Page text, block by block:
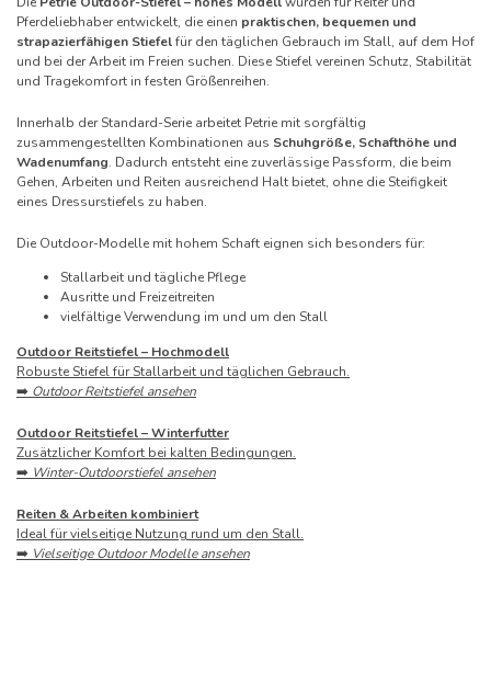
Pferdeliebhaber entwickelt, die einen praktischen, bequemen und
strapazierfähigen Stiefelfür den täglichen Gebrauch im Stall, auf dem Hof
und bei der Arbeit im Freien suchen. Diese Stiefel vereinen Schutz, Stabilität
und Tragekomfort in festen Größenreihen.
Innerhalb der Standard-Serie arbeitet Petrie mit sorgfältig
zusammengestellten Kombinationen aus Schuhgröße, Schafthöhe und
Wadenumfang. Dadurch entsteht eine zuverlässige Passform, die beim
Gehen, Arbeiten und Reiten ausreichend Halt bietet, ohne die Steifigkeit
eines Dressurstiefels zu haben.
Die Outdoor-Modelle mit hohem Schaft eignen sich besonders für:
Stallarbeit und tägliche Pflege
Ausritte und Freizeitreiten
vielfältige Verwendung im und um den Stall
Outdoor Reitstiefel – Hochmodell
Robuste Stiefel für Stallarbeit und täglichen Gebrauch.
➡️ Outdoor Reitstiefel ansehen
Outdoor Reitstiefel – Winterfutter
Zusätzlicher Komfort bei kalten Bedingungen.
➡️ Winter-Outdoorstiefel ansehen
Reiten & Arbeiten kombiniert
Ideal für vielseitige Nutzung rund um den Stall.
➡️ Vielseitige Outdoor Modelle ansehen